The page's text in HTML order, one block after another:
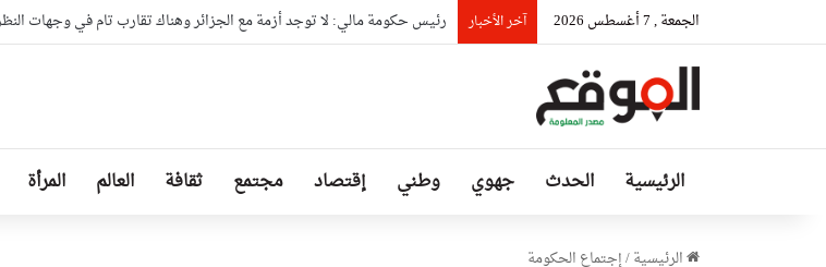
الجمعة , 7 أغسطس 2026 آخر الأخبار المغرب يشعل أزمة دبلوماسية بين إسبانيا وإيطاليا
الرئيسية الحدث جهوي وطني إقتصاد مجتمع ثقافة العالم المرأة
الرئيسية/إجتماع الحكومة